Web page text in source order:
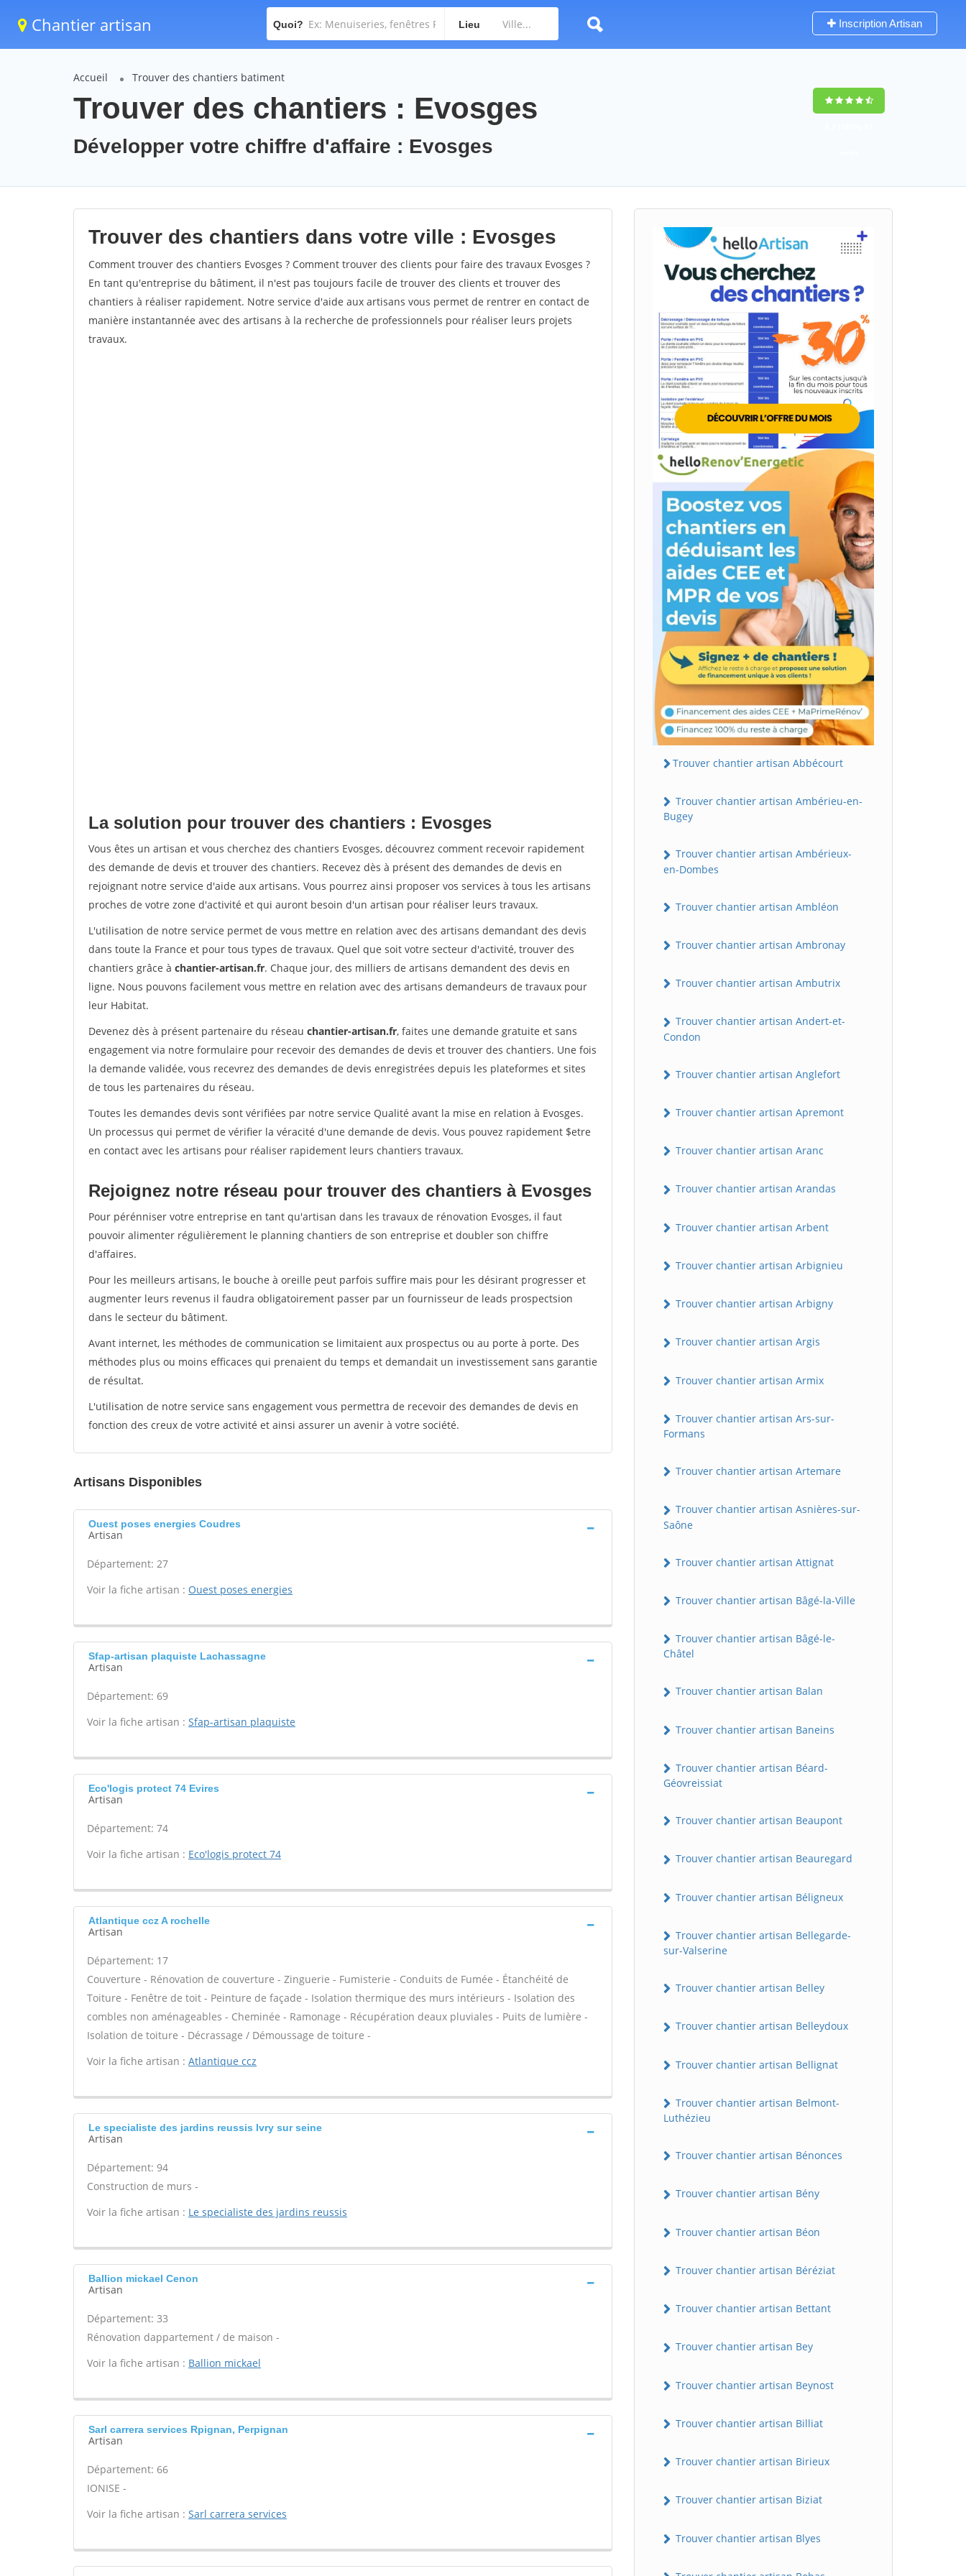
Chantier artisan Quoi? Lieu Inscription Artisan
Accueil Trouver des chantiers batiment
Trouver des chantiers : Evosges
Développer votre chiffre d'affaire : Evosges
Trouver des chantiers dans votre ville : Evosges
Comment trouver des chantiers Evosges ? Comment trouver des clients pour faire des travaux Evosges ?
En tant qu'entreprise du bâtiment, il n'est pas toujours facile de trouver des clients et trouver des
chantiers à réaliser rapidement. Notre service d'aide aux artisans vous permet de rentrer en contact de
manière instantannée avec des artisans à la recherche de professionnels pour réaliser leurs projets
travaux.
La solution pour trouver des chantiers : Evosges
Vous êtes un artisan et vous cherchez des chantiers Evosges, découvrez comment recevoir rapidement
des demande de devis et trouver des chantiers. Recevez dès à présent des demandes de devis en
rejoignant notre service d'aide aux artisans. Vous pourrez ainsi proposer vos services à tous les artisans
proches de votre zone d'activité et qui auront besoin d'un artisan pour réaliser leurs travaux.
L'utilisation de notre service permet de vous mettre en relation avec des artisans demandant des devis
dans toute la France et pour tous types de travaux. Quel que soit votre secteur d'activité, trouver des
chantiers grâce à chantier-artisan.fr. Chaque jour, des milliers de artisans demandent des devis en
ligne. Nous pouvons facilement vous mettre en relation avec des artisans demandeurs de travaux pour
leur Habitat.
Devenez dès à présent partenaire du réseau chantier-artisan.fr, faites une demande gratuite et sans
engagement via notre formulaire pour recevoir des demandes de devis et trouver des chantiers. Une fois
la demande validée, vous recevrez des demandes de devis enregistrées depuis les plateformes et sites
de tous les partenaires du réseau.
Toutes les demandes devis sont vérifiées par notre service Qualité avant la mise en relation à Evosges.
Un processus qui permet de vérifier la véracité d'une demande de devis. Vous pouvez rapidement $etre
en contact avec les artisans pour réaliser rapidement leurs chantiers travaux.
Rejoignez notre réseau pour trouver des chantiers à Evosges
Pour pérénniser votre entreprise en tant qu'artisan dans les travaux de rénovation Evosges, il faut
pouvoir alimenter régulièrement le planning chantiers de son entreprise et doubler son chiffre
d'affaires.
Pour les meilleurs artisans, le bouche à oreille peut parfois suffire mais pour les désirant progresser et
augmenter leurs revenus il faudra obligatoirement passer par un fournisseur de leads prospectsion
dans le secteur du bâtiment.
Avant internet, les méthodes de communication se limitaient aux prospectus ou au porte à porte. Des
méthodes plus ou moins efficaces qui prenaient du temps et demandait un investissement sans garantie
de résultat.
L'utilisation de notre service sans engagement vous permettra de recevoir des demandes de devis en
fonction des creux de votre activité et ainsi assurer un avenir à votre société.
Artisans Disponibles
Ouest poses energies Coudres
Artisan
Département: 27
Voir la fiche artisan : Ouest poses energies
Sfap-artisan plaquiste Lachassagne
Artisan
Département: 69
Voir la fiche artisan : Sfap-artisan plaquiste
Eco'logis protect 74 Evires
Artisan
Département: 74
Voir la fiche artisan : Eco'logis protect 74
Atlantique ccz A rochelle
Artisan
Département: 17
Couverture - Rénovation de couverture - Zinguerie - Fumisterie - Conduits de Fumée - Étanchéité de
Toiture - Fenêtre de toit - Peinture de façade - Isolation thermique des murs intérieurs - Isolation des
combles non aménageables - Cheminée - Ramonage - Récupération deaux pluviales - Puits de lumière -
Isolation de toiture - Décrassage / Démoussage de toiture -
Voir la fiche artisan : Atlantique ccz
Le specialiste des jardins reussis Ivry sur seine
Artisan
Département: 94
Construction de murs -
Voir la fiche artisan : Le specialiste des jardins reussis
Ballion mickael Cenon
Artisan
Département: 33
Rénovation dappartement / de maison -
Voir la fiche artisan : Ballion mickael
Sarl carrera services Rpignan, Perpignan
Artisan
Département: 66
IONISE -
Voir la fiche artisan : Sarl carrera services
Trouver chantier artisan Abbécourt
Trouver chantier artisan Ambérieu-en-
Bugey
Trouver chantier artisan Ambérieux-
en-Dombes
Trouver chantier artisan Ambléon
Trouver chantier artisan Ambronay
Trouver chantier artisan Ambutrix
Trouver chantier artisan Andert-et-
Condon
Trouver chantier artisan Anglefort
Trouver chantier artisan Apremont
Trouver chantier artisan Aranc
Trouver chantier artisan Arandas
Trouver chantier artisan Arbent
Trouver chantier artisan Arbignieu
Trouver chantier artisan Arbigny
Trouver chantier artisan Argis
Trouver chantier artisan Armix
Trouver chantier artisan Ars-sur-
Formans
Trouver chantier artisan Artemare
Trouver chantier artisan Asnières-sur-
Saône
Trouver chantier artisan Attignat
Trouver chantier artisan Bâgé-la-Ville
Trouver chantier artisan Bâgé-le-
Châtel
Trouver chantier artisan Balan
Trouver chantier artisan Baneins
Trouver chantier artisan Béard-
Géovreissiat
Trouver chantier artisan Beaupont
Trouver chantier artisan Beauregard
Trouver chantier artisan Béligneux
Trouver chantier artisan Bellegarde-
sur-Valserine
Trouver chantier artisan Belley
Trouver chantier artisan Belleydoux
Trouver chantier artisan Bellignat
Trouver chantier artisan Belmont-
Luthézieu
Trouver chantier artisan Bénonces
Trouver chantier artisan Bény
Trouver chantier artisan Béon
Trouver chantier artisan Béréziat
Trouver chantier artisan Bettant
Trouver chantier artisan Bey
Trouver chantier artisan Beynost
Trouver chantier artisan Billiat
Trouver chantier artisan Birieux
Trouver chantier artisan Biziat
Trouver chantier artisan Blyes